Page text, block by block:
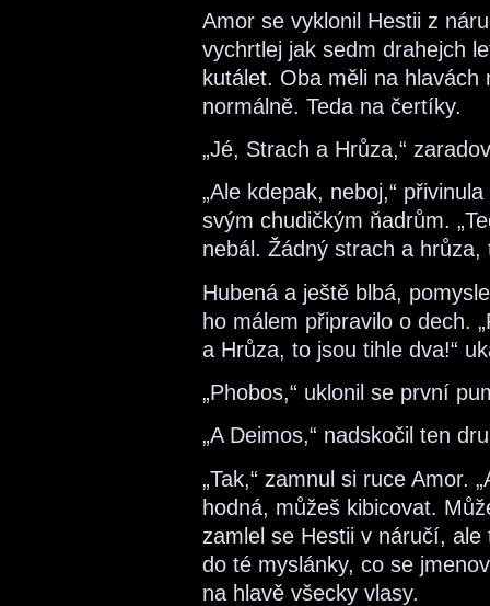
Amor se vyklonil Hestii z
vychrtlej jak sedm drahejch
kutálet. Oba měli na
normálně. Teda na čertíky.
„Jé, Strach a Hrůza,“
„Ale kdepak, neboj,“
svým chudičkým ňadrům.
nebál. Žádný strach a
Hubená a ještě blbá,
ho málem připravilo o dech.
a Hrůza, to jsou tihle dva!“
„Phobos,“ uklonil se první
„A Deimos,“ nadskočil ten
„Tak,“ zamnul si ruce Amor.
hodná, můžeš kibicovat.
zamlel se Hestii v náručí,
do té myslánky, co se
na hlavě všecky vlasy.